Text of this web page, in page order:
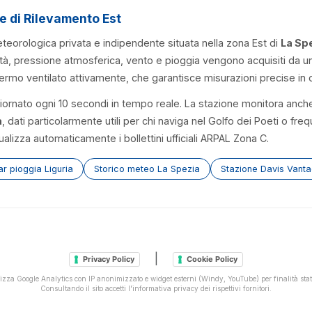
di Rilevamento Est
privata e indipendente situata nella zona Est di La
pressione atmosferica, vento e pioggia vengono acquisiti da
ventilato attivamente, che garantisce misurazioni precise in
ogni 10 secondi in tempo reale. La stazione monitora
, dati particolarmente utili per chi naviga nel Golfo dei Poeti o
automaticamente i bollettini ufficiali ARPAL Zona C.
pioggia Liguria Storico meteo La Spezia Stazione Davis
Privacy Policy Cookie Policy
Google Analytics con IP anonimizzato e widget esterni (Windy, YouTube) per finalità
Consultando il sito accetti l'informativa privacy dei rispettivi fornitori.